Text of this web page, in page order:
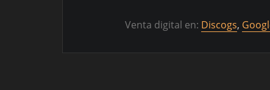
Venta digital en: Discogs,